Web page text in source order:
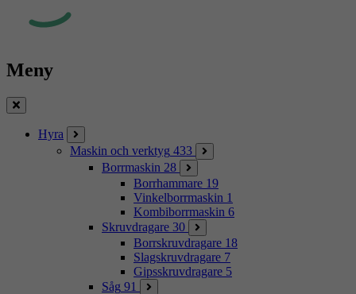
Meny
Stäng
Hyra
Maskin och verktyg 433
Borrmaskin 28
Borrhammare 19
Vinkelborrmaskin 1
Kombiborrmaskin 6
Skruvdragare 30
Borrskruvdragare 18
Slagskruvdragare 7
Gipsskruvdragare 5
Såg 91